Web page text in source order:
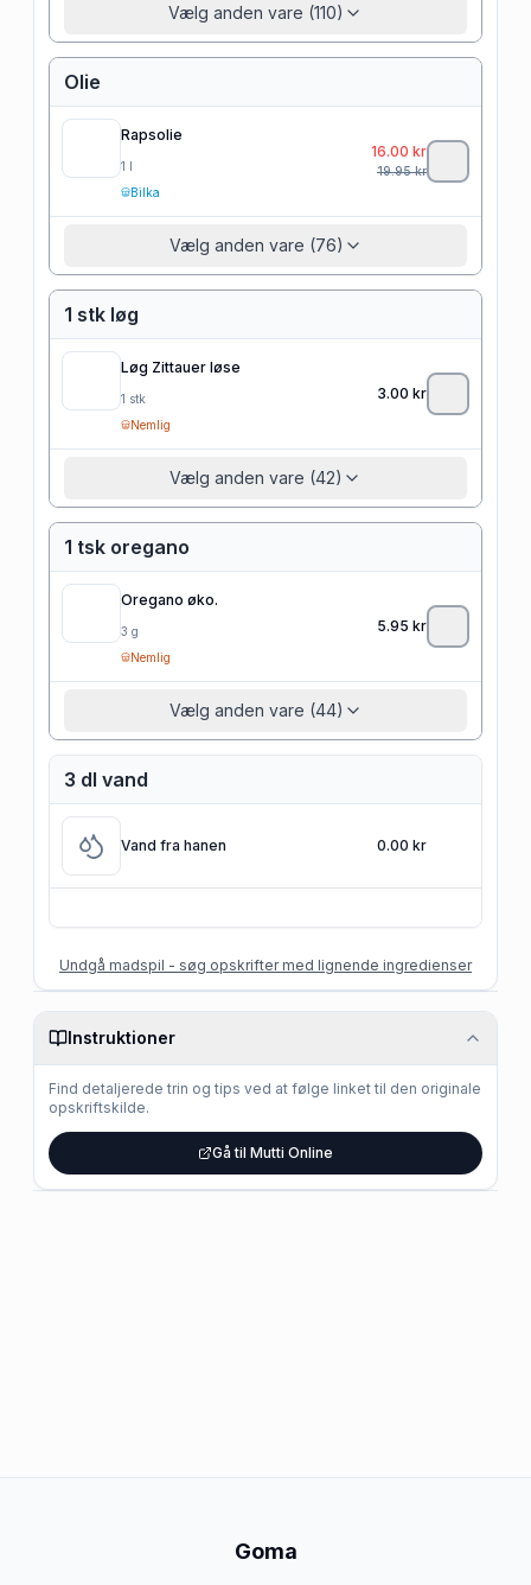
Vælg anden vare (110)
Olie
Rapsolie
1 l
Bilka
16.00 kr
19.95kr
Vælg anden vare (76)
1 stk løg
Løg Zittauer løse
1 stk
Nemlig
3.00 kr
Vælg anden vare (42)
1 tsk oregano
Oregano øko.
3 g
Nemlig
5.95 kr
Vælg anden vare (44)
3 dl vand
Vand fra hanen 0.00 kr
Undgå madspil - søg opskrifter med lignende ingredienser
Instruktioner
Find detaljerede trin og tips ved at følge linket til den originale
opskriftskilde.
Gå til Mutti Online
Goma